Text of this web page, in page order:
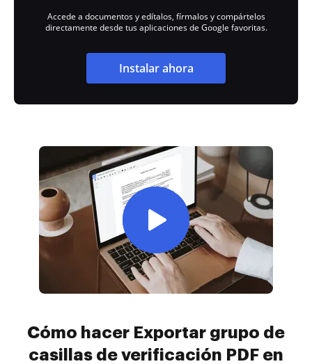
Accede a documentos y edítalos, fírmalos y compártelos
directamente desde tus aplicaciones de Google favoritas.
Instalar ahora
Cómo hacer Exportar grupo de
casillas de verificación PDF en